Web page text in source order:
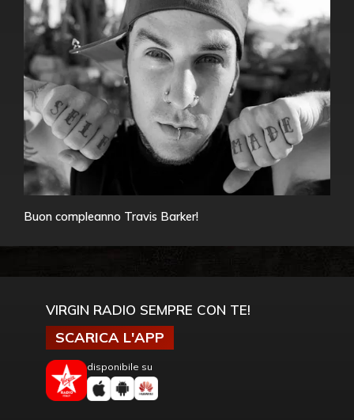
Buon compleanno Travis Barker!
VIRGIN RADIO SEMPRE CON TE!
SCARICA L'APP
disponibile su